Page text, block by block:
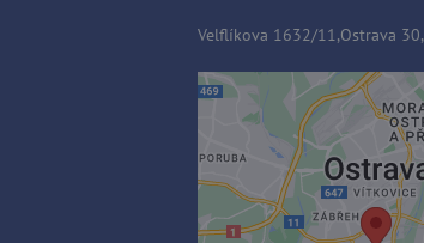
Velflíkova 1632/11,Ostrava
Zawartość
blokowana
Czy chcesz